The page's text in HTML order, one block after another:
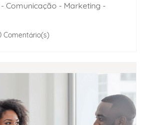
Comunicação - Marketing -
Comentário(s)